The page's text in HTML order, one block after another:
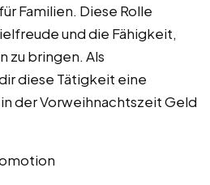
Familien. Diese Rolle
und die Fähigkeit,
zu bringen. Als
diese Tätigkeit eine
der Vorweihnachtszeit Geld